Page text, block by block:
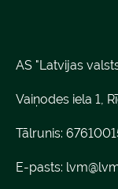
AS "Latvijas
Vaiņodes iela 1,
Tālrunis:
E-pasts: